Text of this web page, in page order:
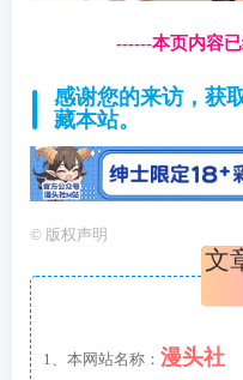
------本页内容
感谢您的来访，获
藏本站。
© 版权声明
文
1、本网站名称： 漫头社